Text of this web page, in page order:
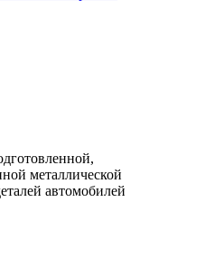
металлической
автомобилей